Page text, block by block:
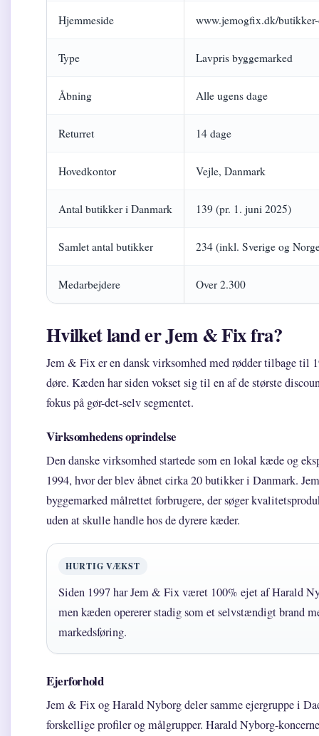
Hjemmeside www.jemogfix.dk/
Type Lavpris byggemarked
Åbning Alle ugens dage
Returret 14 dage
Hovedkontor Vejle, Danmark
Antal butikker i Danmark 139 (pr. 1. juni 2025)
Samlet antal butikker 234 (inkl. Sverige og
Medarbejdere Over 2.300
Hvilket land er Jem & Fix fra?
Jem & Fix er en dansk virksomhed med rødder tilbage til
døre. Kæden har siden vokset sig til en af de største
fokus på gør-det-selv segmentet.
Virksomhedens oprindelse
Den danske virksomhed startede som en lokal kæde og
1994, hvor der blev åbnet cirka 20 butikker i Danmark.
byggemarked målrettet forbrugere, der søger
uden at skulle handle hos de dyrere kæder.
HURTIG VÆKST
Siden 1997 har Jem & Fix været 100% ejet af Harald
men kæden opererer stadig som et selvstændigt brand
markedsføring.
Ejerforhold
Jem & Fix og Harald Nyborg deler samme ejergruppe i
forskellige profiler og målgrupper. Harald Nyborg-